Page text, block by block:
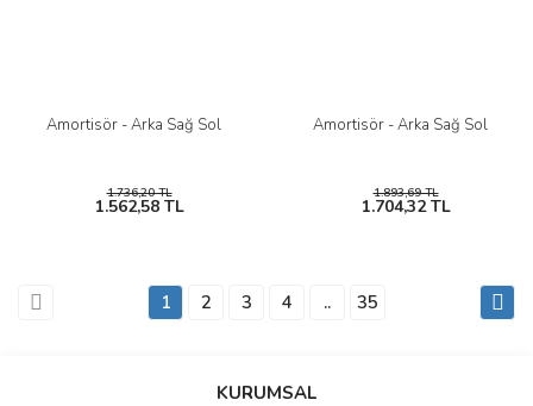
Amortisör - Arka Sağ Sol
1.736,20 TL
1.562,58 TL
Amortisör - Arka Sağ Sol
1.893,69 TL
1.704,32 TL
1 2 3 4 .. 35
KURUMSAL